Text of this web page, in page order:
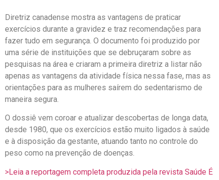
Diretriz canadense mostra as vantagens de praticar
exercícios durante a gravidez e traz recomendações para
fazer tudo em segurança. O documento foi produzido por
uma série de instituições que se debruçaram sobre as
pesquisas na área e criaram a primeira diretriz a listar não
apenas as vantagens da atividade física nessa fase, mas as
orientações para as mulheres saírem do sedentarismo de
maneira segura.
O dossiê vem coroar e atualizar descobertas de longa data,
desde 1980, que os exercícios estão muito ligados à saúde
e à disposição da gestante, atuando tanto no controle do
peso como na prevenção de doenças.
>Leia a reportagem completa produzida pela revista Saúde É